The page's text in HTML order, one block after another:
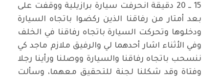
15 ــ 20 دقيقة انحرفت سيارة برازيلية ووقفت على
بعد أمتار من رفاقنا الذين ركضوا باتجاه السيارة
ودخلوها وتحركت السيارة باتجاه رفاقنا في الخلف
وفي الأثناء اشار أحدهما لي والرفيق ملازم ماجد كي
ننسحب باتجاه رفاقنا والسيارة ووصلنا ورأينا رجلا
وفتاة وقد شكلنا لجنة للتحقيق معهما، وسألت